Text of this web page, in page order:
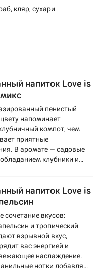
кляр, сухари
напиток Love is
пенистый
напоминает
компот, чем
приятные
В аромате — садовые
клубники и
жвачку Love Is.
напиток Love is
сочетание вкусов:
и тропический
взрывной вкус,
вас энергией и
наслаждение.
нотки добавляют